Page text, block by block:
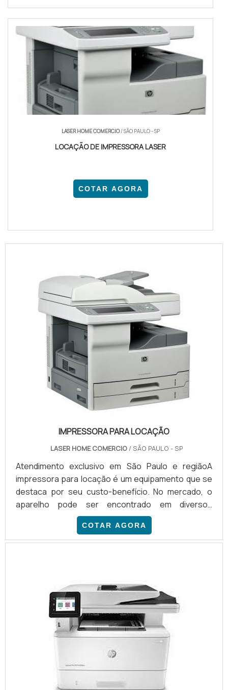
LASER HOME COMERCIO/ SÃO PAULO - SP
LOCAÇÃO DE IMPRESSORA LASER
COTAR AGORA
IMPRESSORA PARA LOCAÇÃO
LASER HOME COMERCIO / SÃO PAULO - SP
Atendimento exclusivo em São Paulo e regiãoA
impressora para locação é um equipamento que se
destaca por seu custo-benefício. No mercado, o
aparelho pode ser encontrado em diversos
modelos, destinados para uma gama de atividades.
Entre as impressoras mais comuns, citamos:
Impressora à laser; Impressora plotters; Impressora
COTAR AGORA